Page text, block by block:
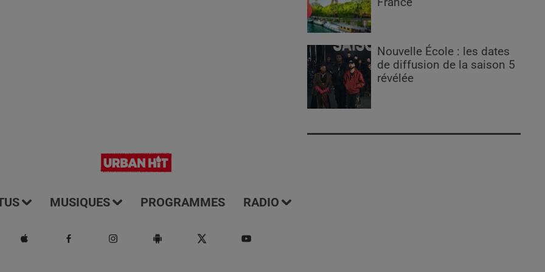
Nouvelle École : les dates
de diffusion de la saison 5
révélée
MUSIQUES PROGRAMMES RADIO